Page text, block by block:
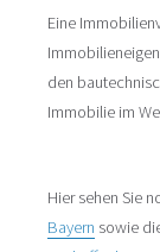
Eine
den
Immobilie im
Hier sehen Sie
Bayern sowie